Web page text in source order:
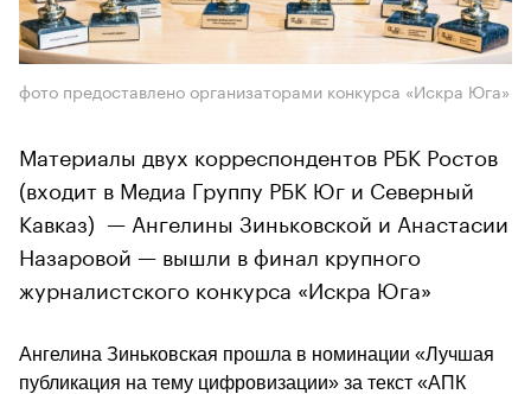
фото предоставлено организаторами конкурса «Искра Юга»
​​​​​​​Материалы двух корреспондентов РБК Ростов
(входит в Медиа Группу РБК Юг и Северный
Кавказ) — Ангелины Зиньковской и Анастасии
Назаровой — вышли в финал крупного
журналистского конкурса «Искра Юга»
Ангелина Зиньковская прошла в номинации «Лучшая
публикация на тему цифровизации» за текст «АПК